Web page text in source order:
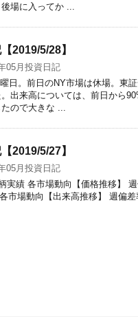
場に入ってか ...
2019/5/28】
05月投資日記
日。前日のNY市場は休場。東
出来高については、前日から
ので大きな ...
2019/5/27】
05月投資日記
実績 各市場動向【価格推移】
市場動向【出来高推移】 週偏